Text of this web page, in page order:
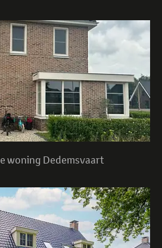
woning Dedemsvaart